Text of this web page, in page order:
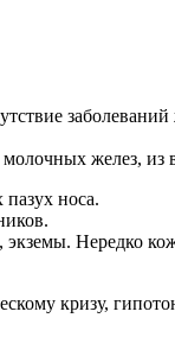
заболеваний
желез, из
носа.
Нередко
кризу,